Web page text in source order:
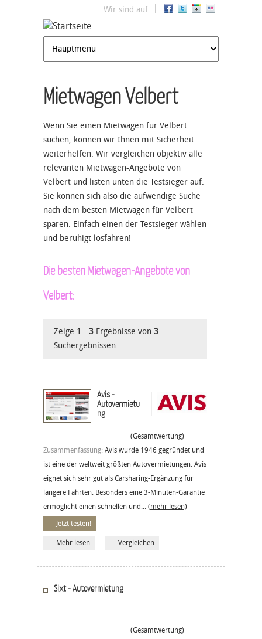
Jump to navigation
Wir sind auf
Mietwagen Velbert
Wenn Sie einen Mietwagen für Velbert
suchen, können wir Ihnen mit Sicherheit
weiterhelfen. Wir vergleichen objektiv alle
relevanten Mietwagen-Angebote von
Velbert und listen unten die Testsieger auf.
Sie können sich also die aufwendige Suche
nach dem besten Mietwagen für Velbert
sparen. Einfach einen der Testsieger wählen
und beruhigt losfahren!
Die besten Mietwagen-Angebote von
Velbert:
Zeige 1 - 3 Ergebnisse von 3
Suchergebnissen.
Avis -
Autovermietu
ng
(Gesamtwertung)
Zusammenfassung: Avis wurde 1946 gegründet und
ist eine der weltweit größten Autovermietungen. Avis
eignet sich sehr gut als Carsharing-Ergänzung für
längere Fahrten. Besonders eine 3-Minuten-Garantie
ermöglicht einen schnellen und... (mehr lesen)
Jetzt testen!
Mehr lesen Vergleichen
Sixt - Autovermietung
(Gesamtwertung)